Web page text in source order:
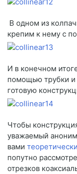
В одном из
крепим к нему с
И в конечном
помощью трубки и
готовую
Чтобы
уважаемый
вами
попутно
отрезков